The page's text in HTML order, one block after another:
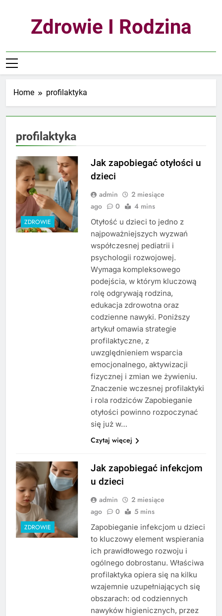
Zdrowie I Rodzina
Home profilaktyka
profilaktyka
ZDROWIE
Jak zapobiegać otyłości u
dzieci
admin
2 miesiące
ago
0 4 mins
Otyłość u dzieci to jedno z
najpoważniejszych wyzwań
współczesnej pediatrii i
psychologii rozwojowej.
Wymaga kompleksowego
podejścia, w którym kluczową
rolę odgrywają rodzina,
edukacja zdrowotna oraz
codzienne nawyki. Poniższy
artykuł omawia strategie
profilaktyczne, z
uwzględnieniem wsparcia
emocjonalnego, aktywizacji
fizycznej i zmian we żywieniu.
Znaczenie wczesnej profilaktyki
i rola rodziców Zapobieganie
otyłości powinno rozpoczynać
się już w…
Czytaj więcej
ZDROWIE
Jak zapobiegać infekcjom
u dzieci
admin
2 miesiące
ago
0 5 mins
Zapobieganie infekcjom u dzieci
to kluczowy element wspierania
ich prawidłowego rozwoju i
ogólnego dobrostanu. Właściwa
profilaktyka opiera się na kilku
wzajemnie uzupełniających się
obszarach: od codziennych
nawyków higienicznych, przez